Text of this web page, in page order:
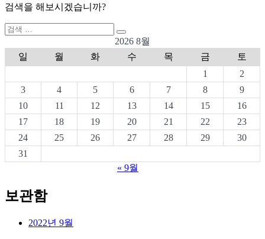
검색을 해보시겠습니까?
검
검
색
2026 8월
일
월 화 수 목 금
토
1
2
3
4 5 6 7 8
9
10
11 12 13 14 15
16
17
18 19 20 21 22
23
24
25 26 27 28 29
30
31
« 9월
보관함
2022년 9월